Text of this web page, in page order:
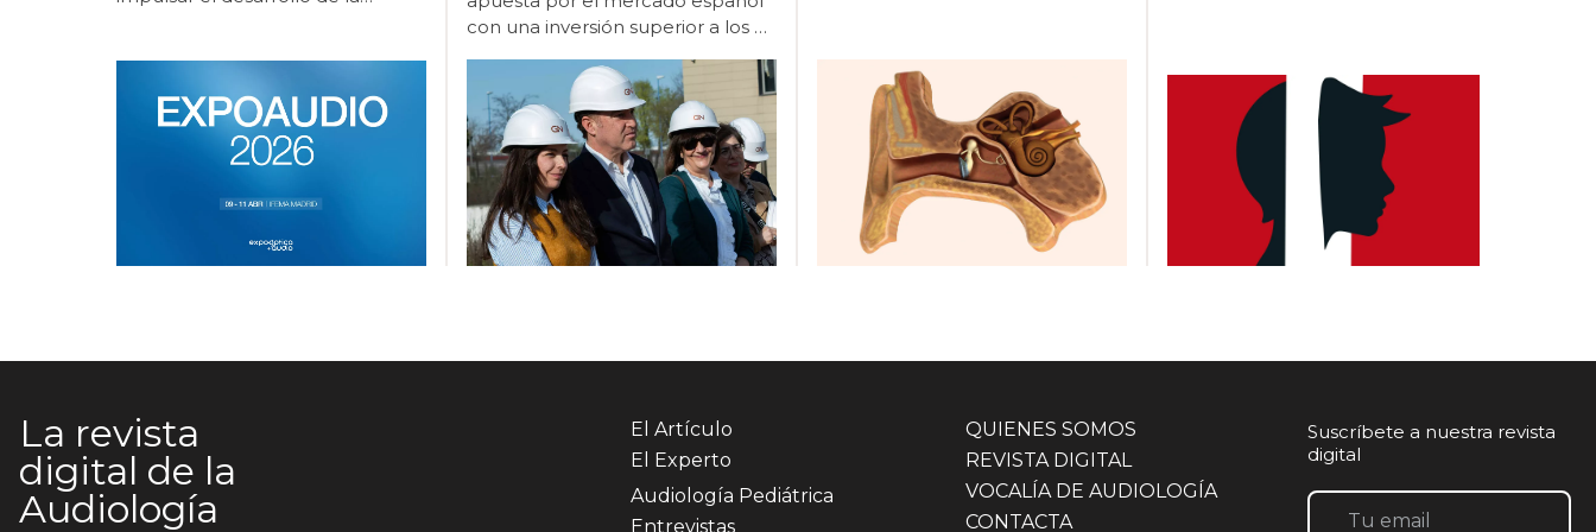
año más en ExpoÓptica 2026, el
principal encuentro profesional
del sector óptico y audiológico en
de abril en IFEMA Madrid
motivo de esta edición, la
innovación, donde los asistentes
soluciones tecnológicas y conocer
de primera mano su aplicación
práctica en el ámbito audiológico.
Ubicación: Stand Beltone.
Pabellón 10 | 10E12 Horario: De
con una inversión superior a los 4
inteligente y sostenible que será
centro de referencia en Europa.
GN celebró ayer, 19 de marzo, el
acto de puesta de la primera
piedra de su futura sede en
España, un nuevo edificio ubicado
en la Avenida Juan Caramuel, en
el Parque Tecnológico de
una inversión superior a los 4
contempla la construcción de un
cuadrados, de los que
aproximadamente la mitad se
destinarán a fabricación. Las
La revista
digital de la
Audiología
El Artículo
El Experto
Audiología Pediátrica
Entrevistas
QUIENES SOMOS
REVISTA DIGITAL
VOCALÍA DE AUDIOLOGÍA
CONTACTA
Suscríbete a nuestra revista
digital